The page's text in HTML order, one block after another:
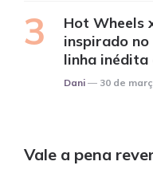
Hot Wheels
inspirado
linha inédita
Posted
Dani 30 de
Vale a pena